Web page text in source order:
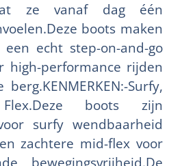
ze vanaf dag één
boots maken
echt step-on-and-go
high-performance rijden
Surfy,
boots zijn
surfy wendbaarheid
zachtere mid-flex voor
bewegingsvrijheid.De